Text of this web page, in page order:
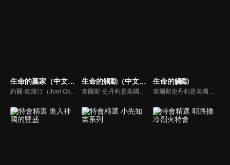
生命的贏家（中文配音）
約爾·歐斯汀（Joel Osteen）綽號是「微笑的傳道者」，是美國的宣教士、電視佈道家和作家，他在美國最大的基督教會湖木教會擔任主任牧師。2004年，他的第一本書「活出美好」，首次出版就登上紐約時報暢銷書的榜首，這本書在紐約時報暢銷200多週。
生命的觸動（中文配音）
查爾斯·史丹利是美國第一浸信會的主任牧師，也是In Touch Ministries的創始人，也是紐約時報暢銷書作家。
生命的觸動
查爾斯史丹利是美國第一浸信會的榮譽牧師，也是In Touch Ministries（生命的觸動）的創始人，更是紐約時報暢銷書作家。